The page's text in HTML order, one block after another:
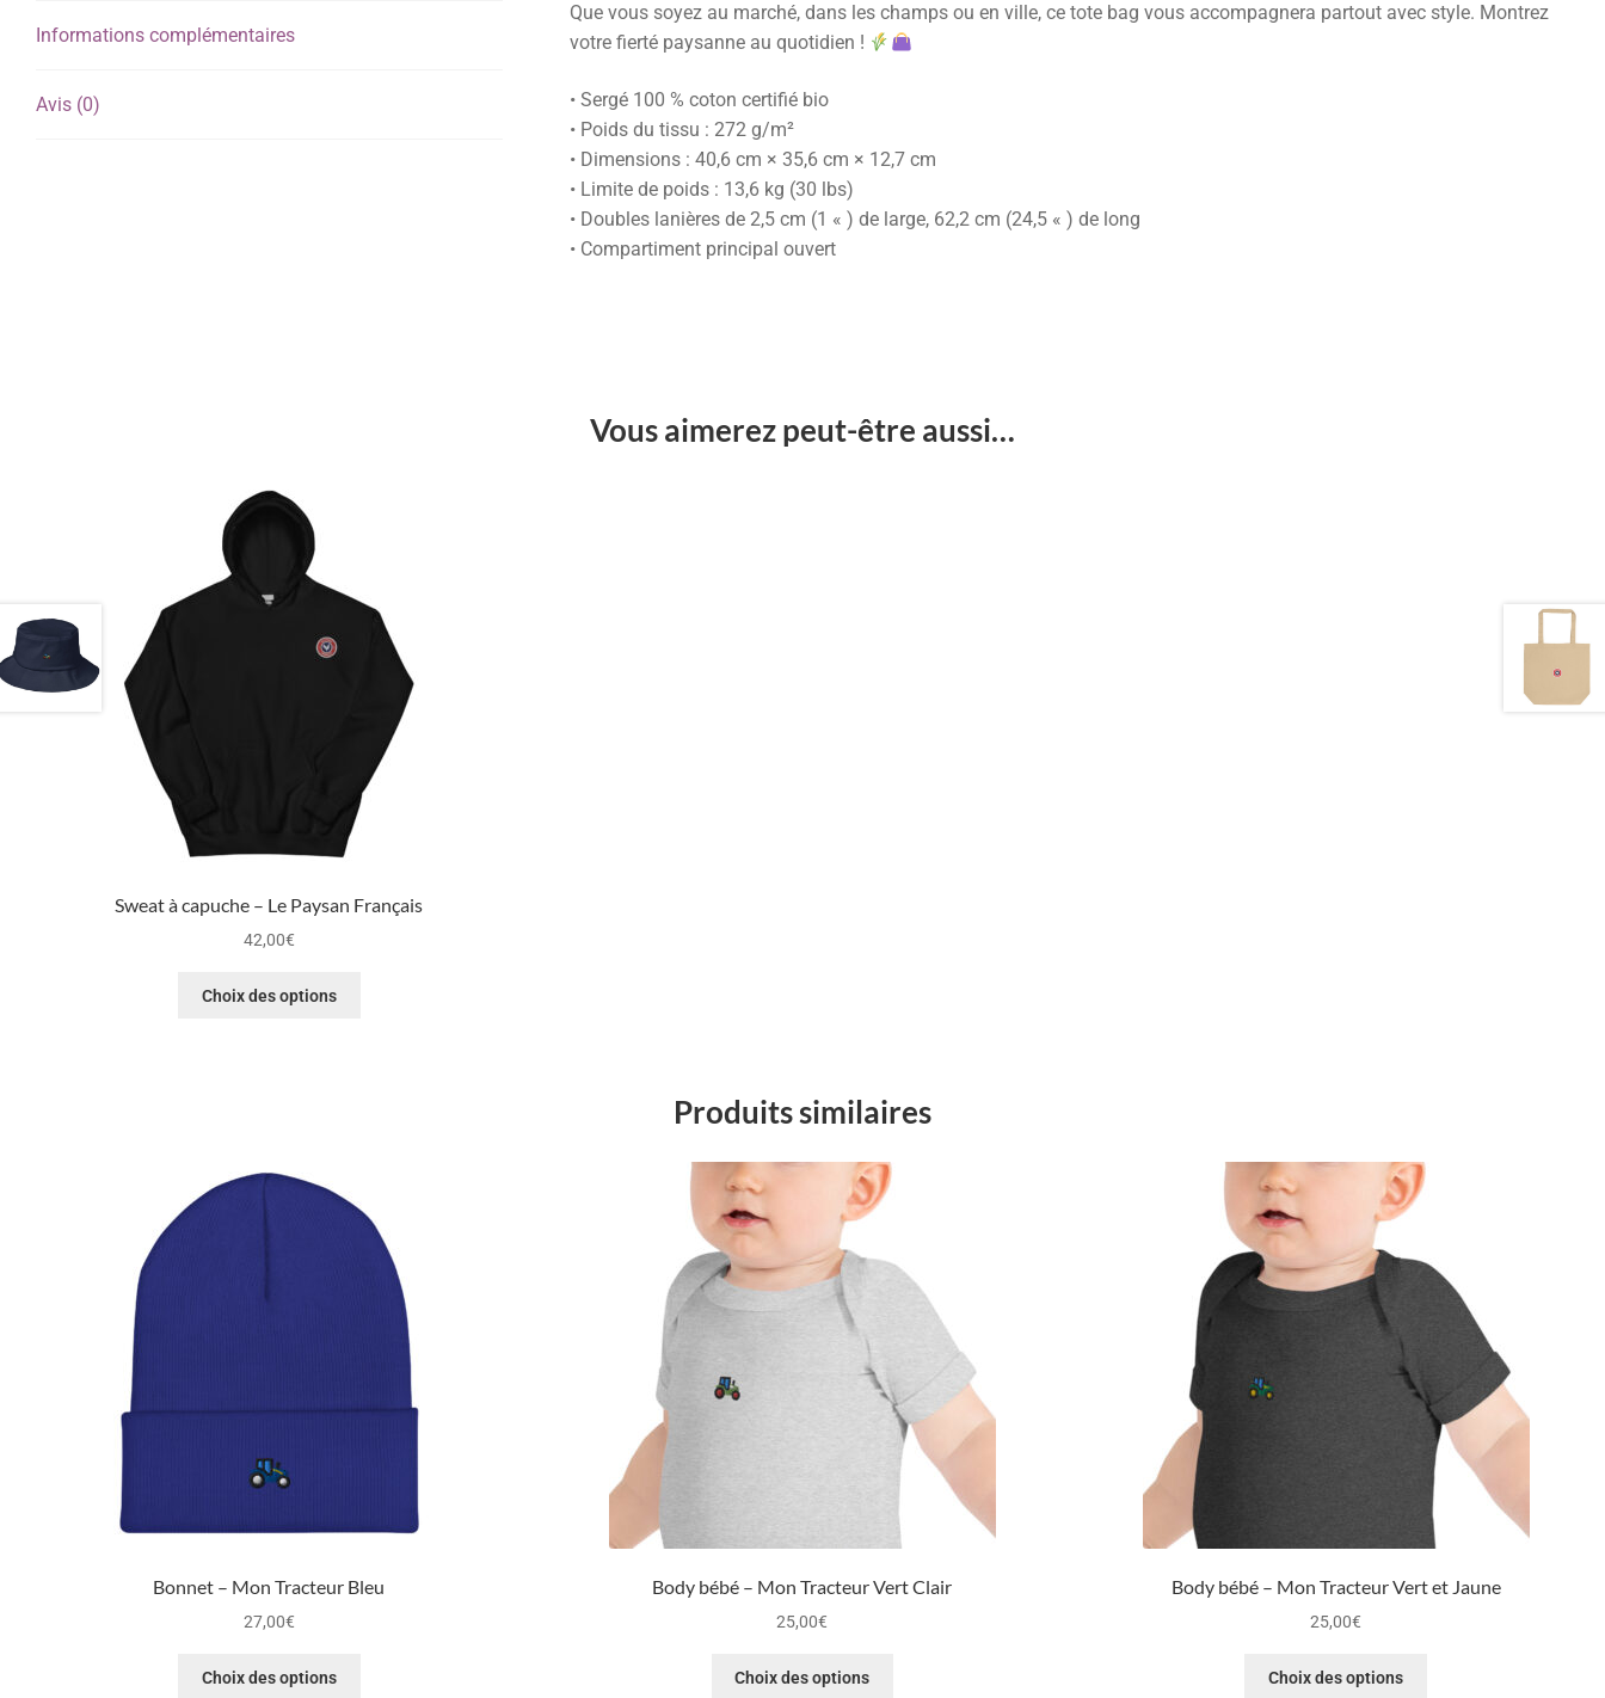
Informations complémentaires
Avis (0)
Que vous soyez au marché, dans les champs ou en ville, ce tote bag vous accompagnera partout avec style. Montrez
votre fierté paysanne au quotidien !
• Sergé 100 % coton certifié bio
• Poids du tissu : 272 g/m²
• Dimensions : 40,6 cm × 35,6 cm × 12,7 cm
• Limite de poids : 13,6 kg (30 lbs)
• Doubles lanières de 2,5 cm (1 « ) de large, 62,2 cm (24,5 « ) de long
• Compartiment principal ouvert
Vous aimerez peut-être aussi…
Sweat à capuche – Le Paysan Français
42,00€
Choix des options
Produits similaires
Bonnet – Mon Tracteur Bleu
27,00€
Choix des options
Body bébé – Mon Tracteur Vert Clair
25,00€
Choix des options
Body bébé – Mon Tracteur Vert et Jaune
25,00€
Choix des options